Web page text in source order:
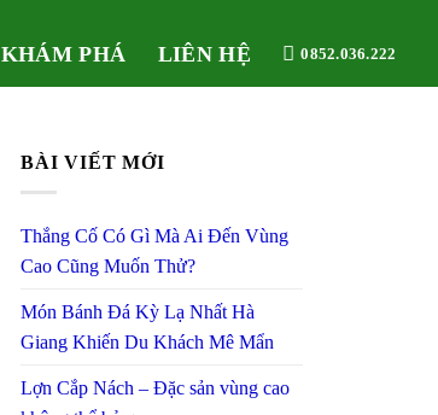
KHÁM PHÁ LIÊN HỆ 0852.036.222
BÀI VIẾT MỚI
Thắng Cố Có Gì Mà Ai Đến Vùng
Cao Cũng Muốn Thử?
Món Bánh Đá Kỳ Lạ Nhất Hà
Giang Khiến Du Khách Mê Mẩn
Lợn Cắp Nách – Đặc sản vùng cao